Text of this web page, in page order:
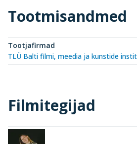
Tootmisandmed
Tootjafirmad
TLÜ Balti filmi, meedia ja kunstide
Filmitegijad